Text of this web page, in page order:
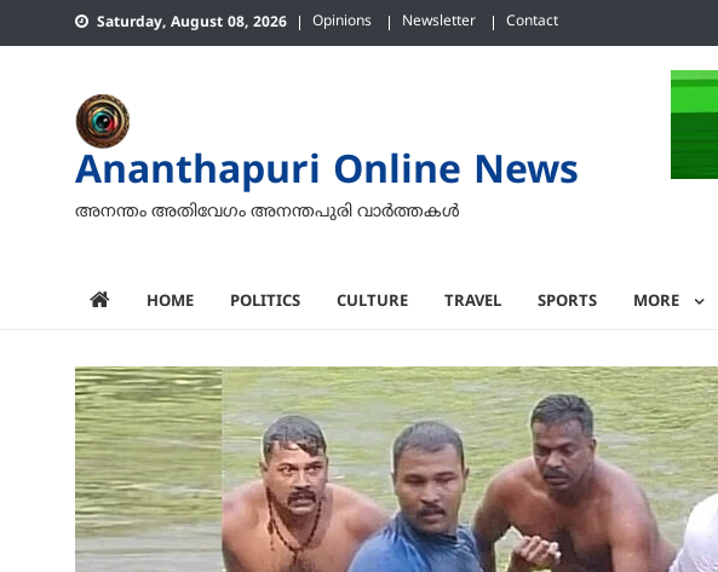
to
Saturday, August 08, 2026 Opinions Newsletter Contact
Ananthapuri Online News
അനന്തം അതിവേഗം അനന്തപുരി വാര്‍ത്തകള്‍
HOME POLITICS CULTURE TRAVEL SPORTS MORE